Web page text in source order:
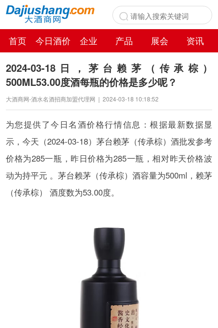
首页 今日酒价 企业 产品 展会
资讯
百科
2024-03-18日，茅台赖茅（传承棕）
500ML53.00度酒每瓶的价格是多少呢？
大酒商网-酒水名酒招商加盟代理网 | 2024-03-18 10:18:52
为您提供了今日名酒价格行情信息：根据最新数据显
示，今天（2024-03-18）茅台赖茅（传承棕）酒批发参考
价格为285一瓶，昨日价格为285一瓶，相对昨天价格波
动为持平元 。茅台赖茅（传承棕）酒容量为500ml，赖茅
（传承棕） 酒度数为53.00度。